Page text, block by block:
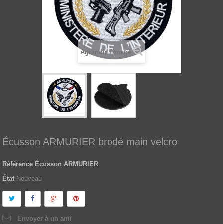
Agrandir l'image
Écusson ARMURIER brodé main velcro
Référence Écusson ARMURIER
État Nouveau
Envoyer à un ami